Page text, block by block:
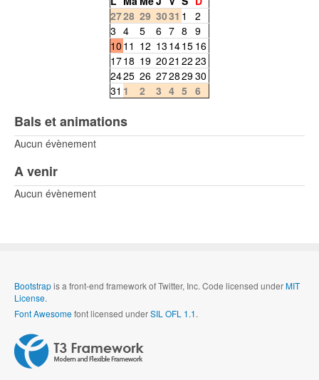
2728 29 3031 1
2
3 4 5 6 7 8 9
10 11 12 13 1415 16
1718 19 2021 22 23
2425 26 27282930
31 1 2 3 4 5 6
Bals et animations
Aucun évènement
A venir
Aucun évènement
Bootstrapis a front-end framework of Twitter, Inc. Code licensed underMIT
License.
Font Awesomefont licensed underSIL OFL 1.1.